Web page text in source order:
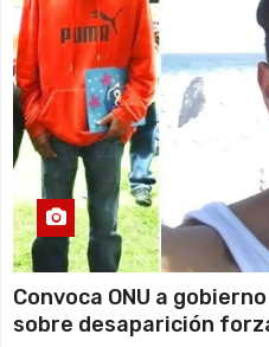
Convoca ONU a
sobre desaparición